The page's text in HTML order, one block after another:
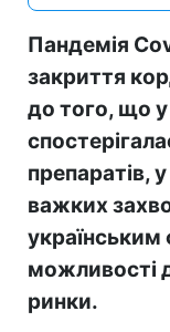
Пандемія
закриття
до того, що у
препаратів,
важких
українським
можливості
ринки.